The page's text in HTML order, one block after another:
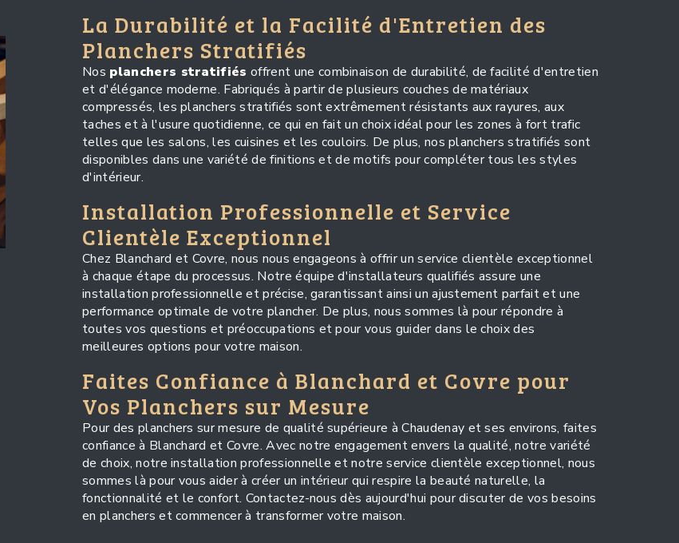
La Durabilité et la Facilité d'Entretien des
Planchers Stratifiés
Nos planchers stratifiés offrent une combinaison de durabilité, de facilité d'entretien
et d'élégance moderne. Fabriqués à partir de plusieurs couches de matériaux
compressés, les planchers stratifiés sont extrêmement résistants aux rayures, aux
taches et à l'usure quotidienne, ce qui en fait un choix idéal pour les zones à fort trafic
telles que les salons, les cuisines et les couloirs. De plus, nos planchers stratifiés sont
disponibles dans une variété de finitions et de motifs pour compléter tous les styles
d'intérieur.
Installation Professionnelle et Service
Clientèle Exceptionnel
Chez Blanchard et Covre, nous nous engageons à offrir un service clientèle exceptionnel
à chaque étape du processus. Notre équipe d'installateurs qualifiés assure une
installation professionnelle et précise, garantissant ainsi un ajustement parfait et une
performance optimale de votre plancher. De plus, nous sommes là pour répondre à
toutes vos questions et préoccupations et pour vous guider dans le choix des
meilleures options pour votre maison.
Faites Confiance à Blanchard et Covre pour
Vos Planchers sur Mesure
Pour des planchers sur mesure de qualité supérieure à Chaudenay et ses environs, faites
confiance à Blanchard et Covre. Avec notre engagement envers la qualité, notre variété
de choix, notre installation professionnelle et notre service clientèle exceptionnel, nous
sommes là pour vous aider à créer un intérieur qui respire la beauté naturelle, la
fonctionnalité et le confort. Contactez-nous dès aujourd'hui pour discuter de vos besoins
en planchers et commencer à transformer votre maison.